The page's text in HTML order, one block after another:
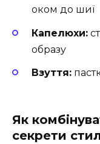
оком до шиї
Капелюхи:
образу
Взуття:
Як
секрети